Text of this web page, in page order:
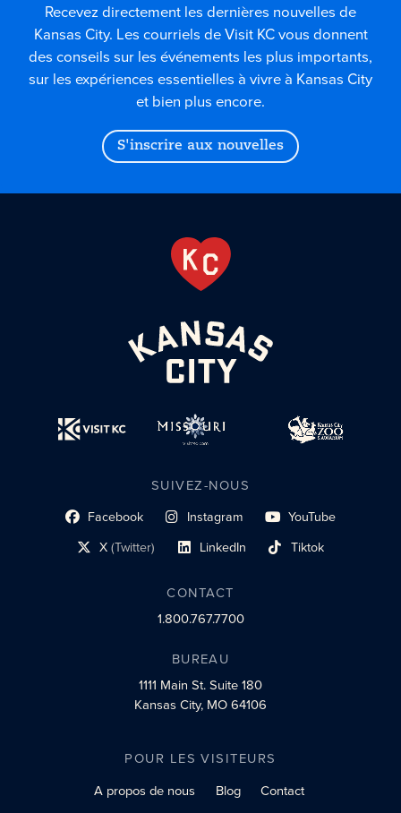
Recevez directement les dernières nouvelles de
Kansas City. Les courriels de Visit KC vous donnent
des conseils sur les événements les plus importants,
sur les expériences essentielles à vivre à Kansas City
et bien plus encore.
S'inscrire aux nouvelles
SUIVEZ-NOUS
Facebook
lien du profil social Instagram
lien vers le profil social YouTube
lien vers le profil social
X(Twitter)
lien vers le profil socialLinkedIn
lien vers le profil socialTiktok
lien vers le profil social
CONTACT
1.800.767.7700
BUREAU
1111 Main St.Suite 180
Kansas City, MO 64106
POUR LES VISITEURS
A propos de nous
Blog
Contact